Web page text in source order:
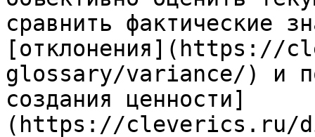
сравнить фактические
glossary/variance/) и
создания ценности]
(https://cleverics.ru/